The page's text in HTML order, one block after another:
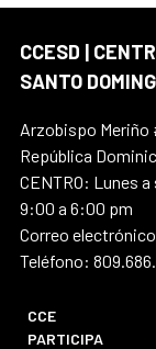
CCESD |
SANTO
Arzobispo Meriño
República
CENTRO: Lunes
9:00 a 6:00 pm
Correo
Teléfono:
CCE
PARTICIPA